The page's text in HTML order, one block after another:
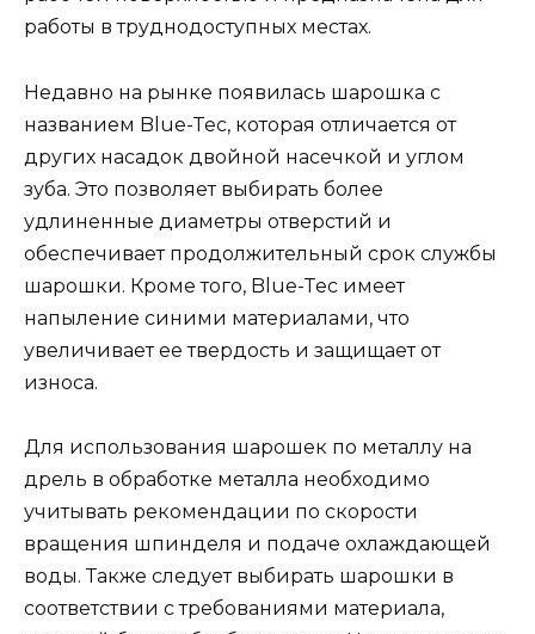
работы в труднодоступных местах.
Недавно на рынке появилась шарошка с
названием Blue-Tec, которая отличается от
других насадок двойной насечкой и углом
зуба. Это позволяет выбирать более
удлиненные диаметры отверстий и
обеспечивает продолжительный срок службы
шарошки. Кроме того, Blue-Tec имеет
напыление синими материалами, что
увеличивает ее твердость и защищает от
износа.
Для использования шарошек по металлу на
дрель в обработке металла необходимо
учитывать рекомендации по скорости
вращения шпинделя и подаче охлаждающей
воды. Также следует выбирать шарошки в
соответствии с требованиями материала,